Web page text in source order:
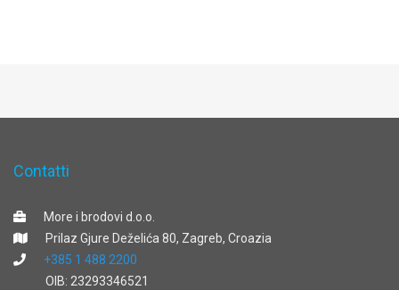
Contatti
More i brodovi d.o.o.
Prilaz Gjure Deželića 80, Zagreb, Croazia
+385 1 488 2200
OIB: 23293346521